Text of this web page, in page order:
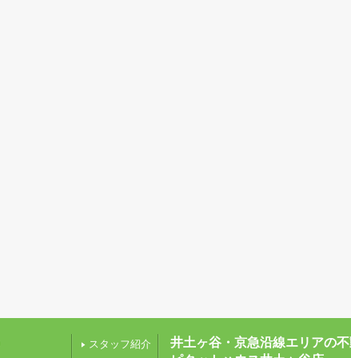
スタッフ紹介
井土ヶ谷・京急沿線エリアの